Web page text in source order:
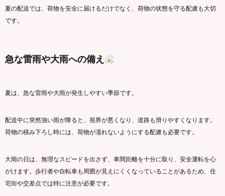
夏の配送では、荷物を安全に届けるだけでなく、荷物の状態を守る配慮も大切
です。
急な雷雨や大雨への備え
夏は、急な雷雨や大雨が発生しやすい季節です。
配送中に突然強い雨が降ると、視界が悪くなり、道路も滑りやすくなります。
荷物の積み下ろし時には、荷物が濡れないようにする配慮も必要です。
大雨の日は、無理なスピードを出さず、車間距離を十分に取り、安全運転を心
がけます。歩行者や自転車も周囲が見えにくくなっていることがあるため、住
宅街や交差点では特に注意が必要です。